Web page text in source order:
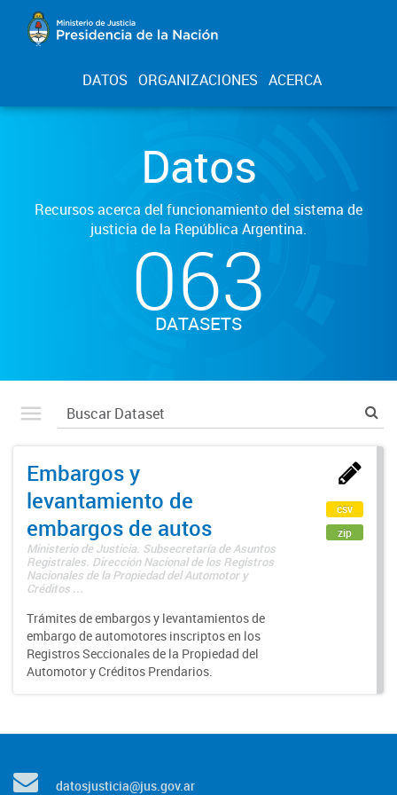
DATOS ORGANIZACIONES ACERCA
Datos
Recursos acerca del funcionamiento del sistema de
justicia de la República Argentina.
063
DATASETS
Embargos y
levantamiento de
embargos de autos
Ministerio de Justicia. Subsecretaría de Asuntos
Registrales. Dirección Nacional de los Registros
Nacionales de la Propiedad del Automotor y
Créditos ...
Trámites de embargos y levantamientos de
embargo de automotores inscriptos en los
Registros Seccionales de la Propiedad del
Automotor y Créditos Prendarios.
csv
zip
datosjusticia@jus.gov.ar